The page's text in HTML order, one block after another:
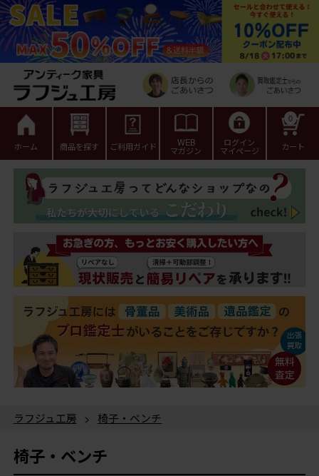
ホーム 商品を探す ご利用ガイド WEB
マガジン
ログイン
マイページ カート
0
ラフジュ工房 > 椅子・ベンチ
椅子・ベンチ